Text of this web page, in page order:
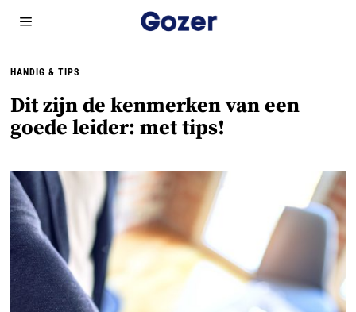
HANDIG & TIPS
Dit zijn de kenmerken van een
goede leider: met tips!